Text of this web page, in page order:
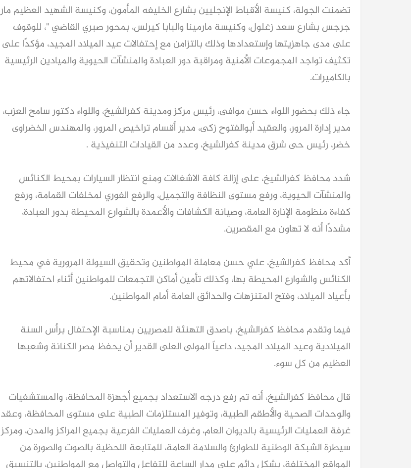
تضمنت الجولة، كنيسة الأقباط الإنجليين بشارع الخليفه المأمون، وكنيسة الشهيد العظيم مار
جرجس بشارع سعد زغلول، وكنيسة مارمينا والبابا كيرلس، بمحور صبري القاضي "، للوقوف
على مدى جاهزيتها وإستعدادها وذلك بالتزامن مع إحتفالات عيد الميلاد المجيد، مؤكدًا على
تكثيف تواجد المجموعات الأمنية ومراقبة دور العبادة والمنشآت الحيوية والميادين الرئيسية
بالكاميرات.
جاء ذلك بحضور اللواء حسن موافى، رئيس مركز ومدينة كفرالشيخ، واللواء دكتور سامح العزب،
مدير إدارة المرور، والعقيد أبوالفتوح زكى، مدير أقسام تراخيص المرور، والمهندس الخضراوى
خضر، رئيس حى شرق مدينة كفرالشيخ، وعدد من القيادات التنفيذية .
شدد محافظ كفرالشيخ، على إزالة كافة الاشغالات ومنع انتظار السيارات بمحيط الكنائس
والمنشآت الحيوية، ورفع مستوى النظافة والتجميل، والرفع الفوري لمخلفات القمامة، ورفع
كفاءة منظومة الإنارة العامة، وصيانة الكشافات والأعمدة بالشوارع المحيطة بدور العبادة،
مشددًا أنه لا تهاون مع المقصرين.
أكد محافظ كفرالشيخ، علي حسن معاملة المواطنين وتحقيق السيولة المرورية في محيط
الكنائس والشوارع المحيطة بها، وكذلك تأمين أماكن التجمعات للمواطنين أثناء احتفالاتهم
بأعياد الميلاد، وفتح المتنزهات والحدائق العامة أمام المواطنين.
فيما وتقدم محافظ كفرالشيخ، باصدق التهنئة للمصريين بمناسبة الإحتفال برأس السنة
الميلادية وعيد الميلاد المجيد، داعياً المولى العلى القدير أن يحفظ مصر الكنانة وشعبها
العظيم من كل سوء.
قال محافظ كفرالشيخ، أنه تم رفع درجه الاستعداد بجميع أجهزة المحافظة، والمستشفيات
والوحدات الصحية والأطقم الطبية، وتوفير المستلزمات الطبية على مستوى المحافظة، وعقد
غرفة العمليات الرئيسية بالديوان العام، وغرف العمليات الفرعية بجميع المراكز والمدن، ومركز
سيطرة الشبكة الوطنية للطوارئ والسلامة العامة، للمتابعة اللحظية بالصوت والصورة من
المواقع المختلفة، بشكل دائم على مدار الساعة للتفاعل والتواصل مع المواطنين، بالتنسيق